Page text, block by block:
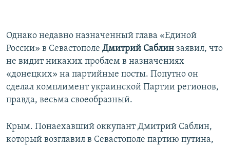
Однако недавно назначенный глава «Единой
России» в Севастополе Дмитрий Саблин заявил, что
не видит никаких проблем в назначениях
«донецких» на партийные посты. Попутно он
сделал комплимент украинской Партии регионов,
правда, весьма своеобразный.
Крым. Понаехавший оккупант Дмитрий Саблин,
который возглавил в Севастополе партию путина,